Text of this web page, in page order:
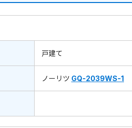
戸建て
ノーリツ GQ-2039WS-1